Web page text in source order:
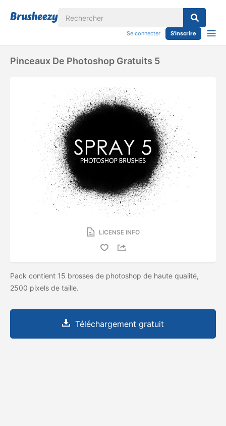
Se connecter S'inscrire
Pinceaux De Photoshop Gratuits 5
LICENSE INFO
Pack contient 15 brosses de photoshop de haute qualité,
2500 pixels de taille.
Téléchargement gratuit